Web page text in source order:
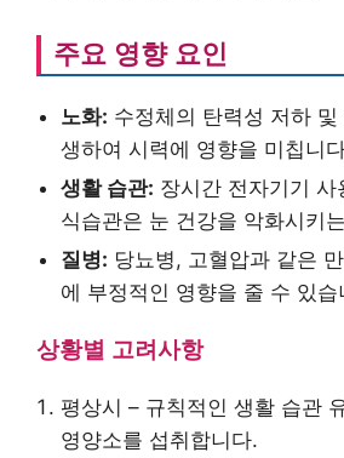
주요 영향 요인
노화: 수정체의 탄력성 저하
생하여 시력에 영향을 미칩니
생활 습관: 장시간 전자기기
식습관은 눈 건강을 악화시키
질병: 당뇨병, 고혈압과 같은
에 부정적인 영향을 줄 수 있습
상황별 고려사항
평상시 – 규칙적인 생활 습관
영양소를 섭취합니다.